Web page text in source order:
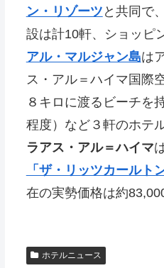
ン・リゾーツ と共同で
設は計10軒、ショッピ
アル・マルジャン島は
ス・アル＝ハイマ国際
８キロに渡るビーチを
程度）など３軒のホテ
ラアス・アル＝ハイマ
「ザ・リッツカールト
在の実勢価格は約
ホテルニュース